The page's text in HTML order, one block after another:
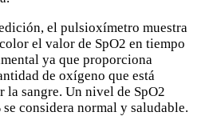
el pulsioxímetro muestra
el valor de SpO2 en tiempo
ya que proporciona
de oxígeno que está
la sangre. Un nivel de SpO2
considera normal y saludable.